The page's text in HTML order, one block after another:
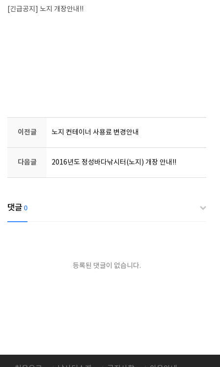
[긴급공지] 노지 개장안내!!
이전글 노지 컨테이너 사용료 변경안내
다음글 2016년도 정성바다낚시터(노지) 개장 안내!!
댓글 0
등록된 댓글이 없습니다.